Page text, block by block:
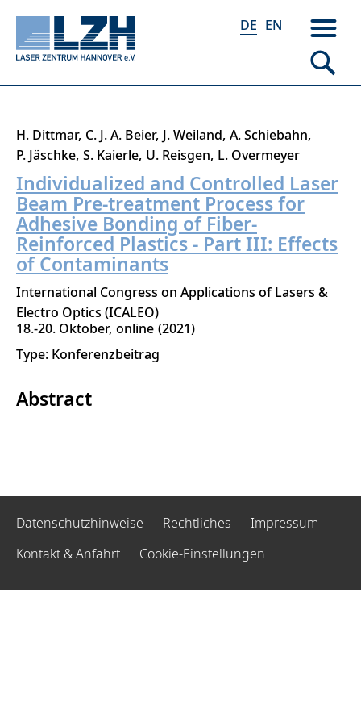
Direkt
zum
Inhalt
DE EN
H. Dittmar C. J. A. Beier J. Weiland A. Schiebahn
P. Jäschke S. Kaierle U. Reisgen L. Overmeyer
Individualized and Controlled Laser
Beam Pre-treatment Process for
Adhesive Bonding of Fiber-
Reinforced Plastics - Part III: Effects
of Contaminants
International Congress on Applications of Lasers &
Electro Optics (ICALEO)
18.-20. Oktober online 2021
Type: Konferenzbeitrag
Abstract
Datenschutzhinweise Rechtliches
Impressum
Kontakt & Anfahrt
Cookie-Einstellungen